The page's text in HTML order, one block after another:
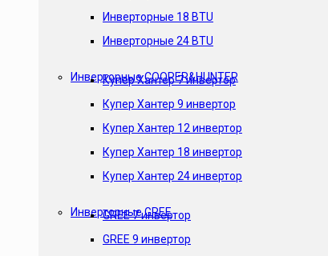
Инверторные 18 BTU
Инверторные 24 BTU
Инверторные COOPER&HUNTER
Купер Хантер 7 инвертор
Купер Хантер 9 инвертор
Купер Хантер 12 инвертор
Купер Хантер 18 инвертор
Купер Хантер 24 инвертор
Инверторные GREE
GREE 7 инвертор
GREE 9 инвертор